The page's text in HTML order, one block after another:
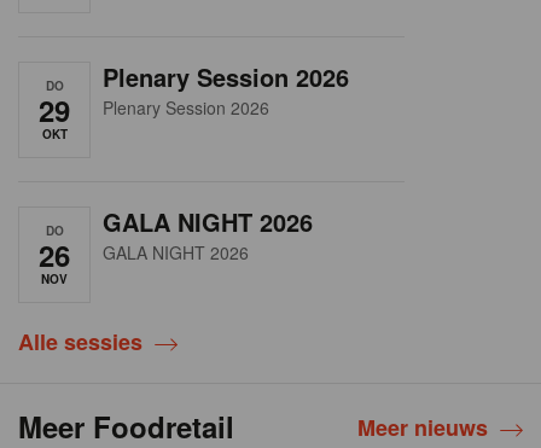
DO
29
OKT
Plenary Session 2026
Plenary Session 2026
DO
26
NOV
GALA NIGHT 2026
GALA NIGHT 2026
Alle sessies
Meer Foodretail Meer nieuws